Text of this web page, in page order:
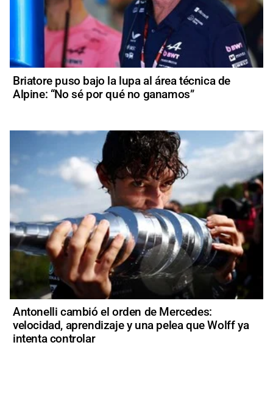
Briatore puso bajo la lupa al área técnica de
Alpine: “No sé por qué no ganamos”
Antonelli cambió el orden de Mercedes:
velocidad, aprendizaje y una pelea que Wolff ya
intenta controlar